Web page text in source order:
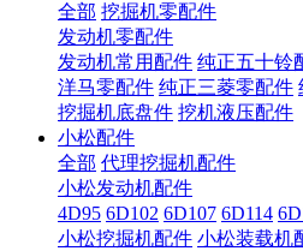
全部 挖掘机零配件
发动机零配件
发动机常用配件 纯正五十铃
洋马零配件 纯正三菱零配件
挖掘机底盘件 挖机液压配件
小松配件
全部 代理挖掘机配件
小松发动机配件
4D95 6D102 6D107 6D114
小松挖掘机配件 小松装载机